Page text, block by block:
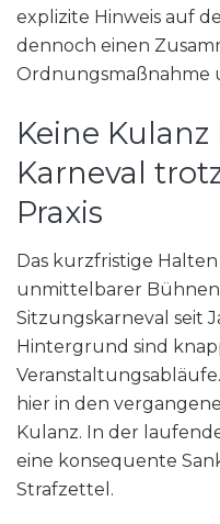
explizite Hinweis auf
dennoch einen
Ordnungsmaßnahme
Keine
Karneval
Praxis
Das kurzfristige
unmittelbarer
Sitzungskarneval seit
Hintergrund sind
hier in den
Kulanz. In der
eine konsequente
Strafzettel.